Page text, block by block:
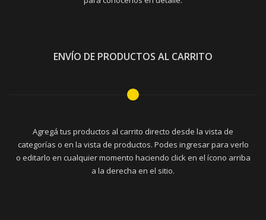
ENVÍO DE PRODUCTOS AL CARRITO
Agregá tus productos al carrito directo desde la vista de
categorías o en la vista de productos. Podes ingresar para verlo
o editarlo en cualquier momento haciendo click en el ícono arriba
a la derecha en el sitio.